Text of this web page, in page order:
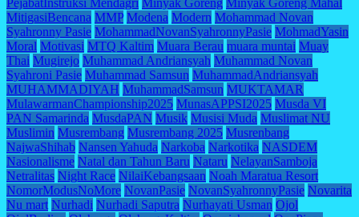
MitigasiBencana MMP Modena Modern Mohammad Novan
Syahronny Pasie MohammadNovanSyahronnyPasie MohmadYasin
Moral Motivasi MTQ Kaltim Muara Berau muara muntai Muay
Thai Mugirejo Muhammad Andriansyah Muhammad Novan
Syahroni Pasie Muhammad Samsun MuhammadAndriansyah
MUHAMMADIYAH MuhammadSamsun MUKTAMAR
MulawarmanChampionship2025 MunasAPPSI2025 Musda VI
PAN Samarinda MusdaPAN Musik Musisi Muda Muslimat NU
Muslimin Musrembang Musrembang 2025 Musrenbang
NajwaShihab Nansen Yahuda Narkoba Narkotika NASDEM
Nasionalisme Natal dan Tahun Baru Nataru NelayanSamboja
Netralitas Night Race NilaiKebangsaan Noah Maratua Resort
NomorModusNoMore NovanPasie NovanSyahronnyPasie Novarita
Nu mart Nurhadi Nurhadi Saputra Nurhayati Usman Ojol